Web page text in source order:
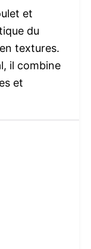
et
du
textures.
il combine
et